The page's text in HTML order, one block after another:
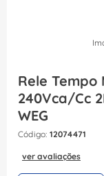
Rele Tempo
240Vca/Cc
WEG
: 12074471
ver avaliações